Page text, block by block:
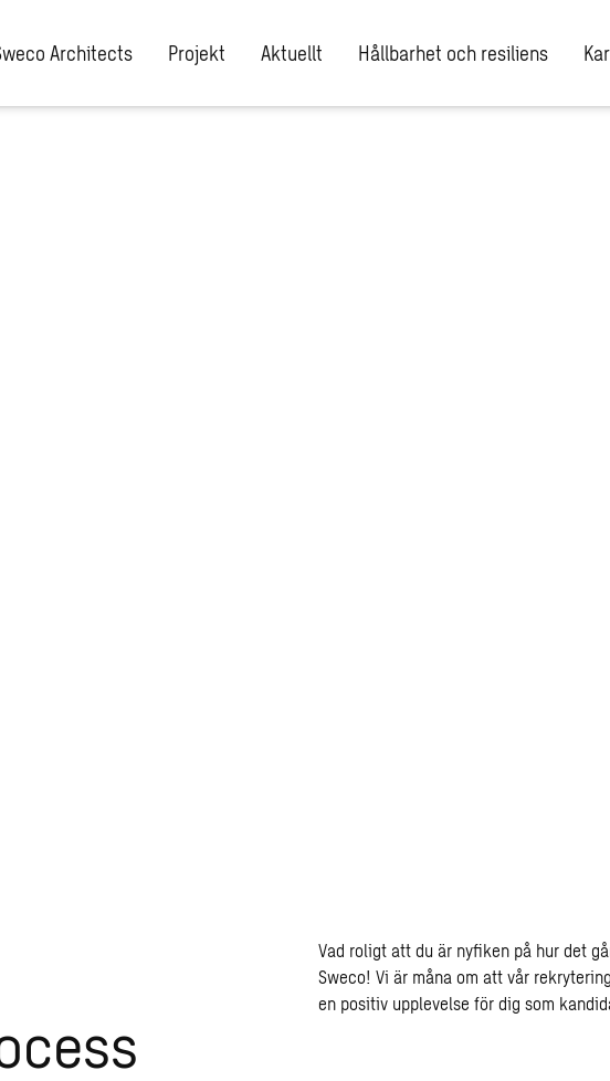
Architects Projekt Aktuellt Hållbarhet och resiliens
Vad roligt att du är nyfiken på hur det
Sweco! Vi är måna om att vår
en positiv upplevelse för dig som